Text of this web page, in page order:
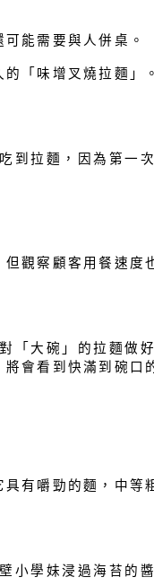
能需要與人併桌。
「味增叉燒拉麵」。
拉麵，因為第一
觀察顧客用餐速度
大碗」的拉麵做
會看到快滿到碗口
嚼勁的麵，中等
學妹浸過海苔的